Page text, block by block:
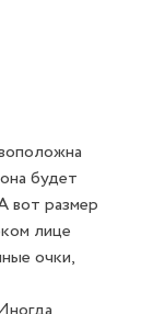
будет
вот размер
лице
очки,